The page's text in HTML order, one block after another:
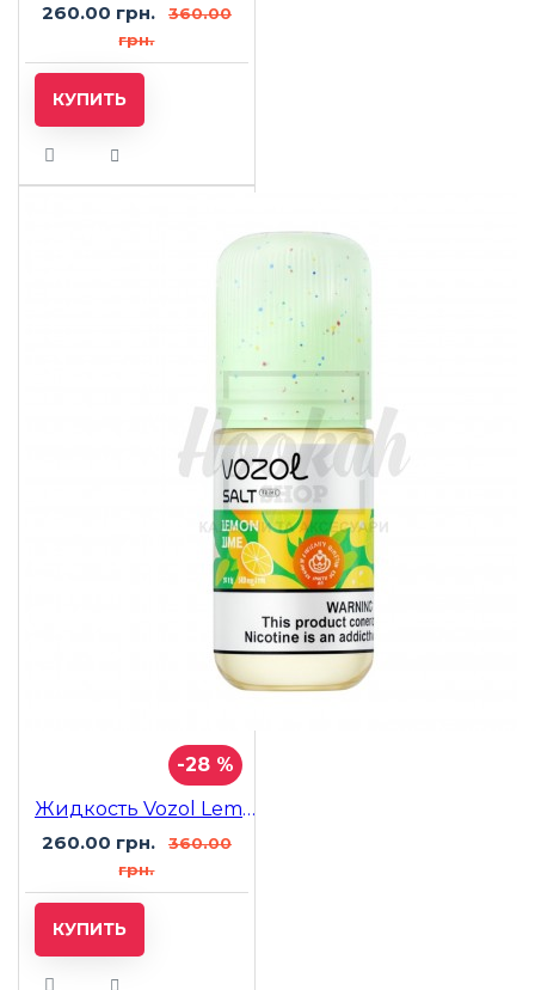
260.00 грн.
360.00
грн.
КУПИТЬ
-28 %
Жидкость Vozol Lemon Lime (Лимон Лайм) 30мл 5%
260.00 грн.
360.00
грн.
КУПИТЬ